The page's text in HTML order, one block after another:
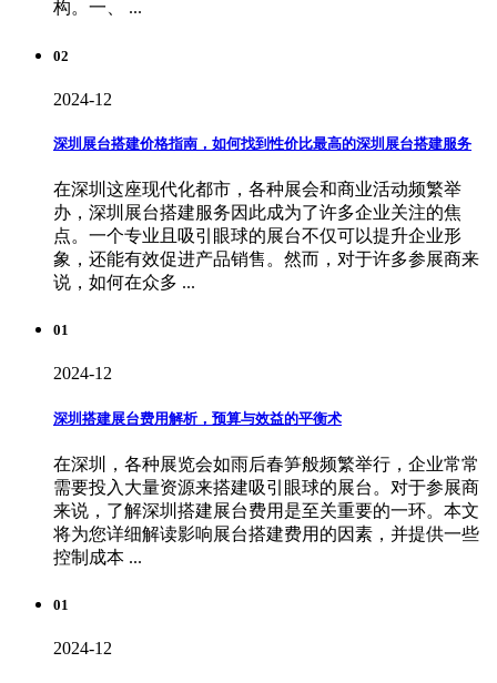
构。一、 ...
02
2024-12
深圳展台搭建价格指南，如何找到性价比最高的深圳展台搭建服务
在深圳这座现代化都市，各种展会和商业活动频繁举
办，深圳展台搭建服务因此成为了许多企业关注的焦
点。一个专业且吸引眼球的展台不仅可以提升企业形
象，还能有效促进产品销售。然而，对于许多参展商来
说，如何在众多 ...
01
2024-12
深圳搭建展台费用解析，预算与效益的平衡术
在深圳，各种展览会如雨后春笋般频繁举行，企业常常
需要投入大量资源来搭建吸引眼球的展台。对于参展商
来说，了解深圳搭建展台费用是至关重要的一环。本文
将为您详细解读影响展台搭建费用的因素，并提供一些
控制成本 ...
01
2024-12